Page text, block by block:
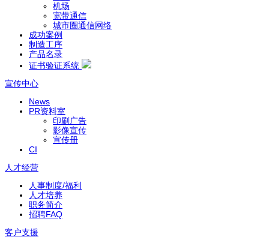
机场
宽带通信
城市圈通信网络
成功案例
制造工序
产品名录
证书验证系统
宣传中心
News
PR资料室
印刷广告
影像宣传
宣传册
CI
人才经营
人事制度/福利
人才培养
职务简介
招聘FAQ
客户支援